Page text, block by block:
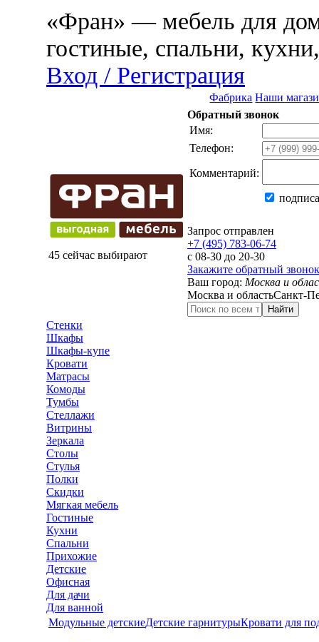
«Фран» — мебель для
гостиные, спальни,
Вход / Регистрация
Фабрика Наши
45 сейчас выбирают
Обратный звонок
Имя:
Телефон:
Комментарий:
Запрос отправлен
+7 (495) 783-06-74
с 08-30 до 20-30
Закажите обратный звонок
Ваш город: Москва и
Москва и областьСанкт-
Найти
Стенки
Шкафы
Шкафы-купе
Кровати
Матрасы
Комоды
Тумбы
Стеллажи
Витрины
Зеркала
Столы
Стулья
Полки
Скидки
Мягкая мебель
Гостиные
Кухни
Спальни
Прихожие
Детские
Офисная
Для дачи
Для ванной
Модульные детскиеДетские гарнитурыКровати для